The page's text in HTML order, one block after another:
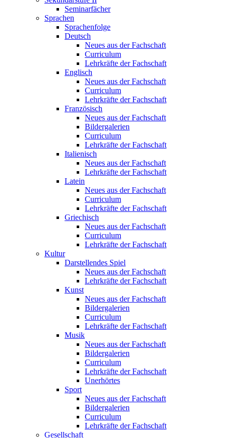
Seminarfächer
Sprachen
Sprachenfolge
Deutsch
Neues aus der Fachschaft
Curriculum
Lehrkräfte der Fachschaft
Englisch
Neues aus der Fachschaft
Curriculum
Lehrkräfte der Fachschaft
Französisch
Neues aus der Fachschaft
Bildergalerien
Curriculum
Lehrkräfte der Fachschaft
Italienisch
Neues aus der Fachschaft
Lehrkräfte der Fachschaft
Latein
Neues aus der Fachschaft
Curriculum
Lehrkräfte der Fachschaft
Griechisch
Neues aus der Fachschaft
Curriculum
Lehrkräfte der Fachschaft
Kultur
Darstellendes Spiel
Neues aus der Fachschaft
Lehrkräfte der Fachschaft
Kunst
Neues aus der Fachschaft
Bildergalerien
Curriculum
Lehrkräfte der Fachschaft
Musik
Neues aus der Fachschaft
Bildergalerien
Curriculum
Lehrkräfte der Fachschaft
Unerhörtes
Sport
Neues aus der Fachschaft
Bildergalerien
Curriculum
Lehrkräfte der Fachschaft
Gesellschaft